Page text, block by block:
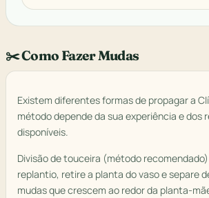
✂️ Como Fazer Mudas
Existem diferentes formas de propagar a
método depende da sua experiência e dos
disponíveis.
Divisão de touceira (método
replantio, retire a planta do vaso e separe
mudas que crescem ao redor da planta-